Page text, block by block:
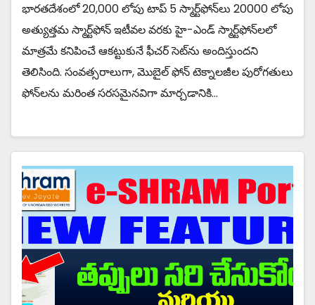
భారతదేశంలో 20,000 లోపు టాప్ 5 స్మార్ట్‌ఫోన్‌లు 20000 లోపు
అత్యుత్తమ స్మార్ట్‌ఫోన్ ఇటీవల వరకు హై-ఎండ్ స్మార్ట్‌ఫోన్‌లలో
మాత్రమే కనిపించే ఆకట్టుకునే ఫీచర్ సెట్‌ను అందిస్తుందని
తెలిసింది. సంవత్సరాలుగా, మొబైల్ ఫోన్ టెక్నాలజీల పురోగతులు
ఫోన్‌లను మరింత సరసమైనవిగా మార్చడానికి…